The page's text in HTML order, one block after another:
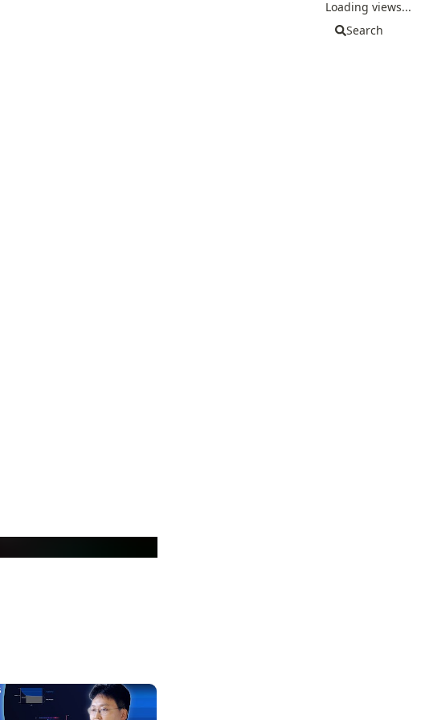
Loading views...
Search